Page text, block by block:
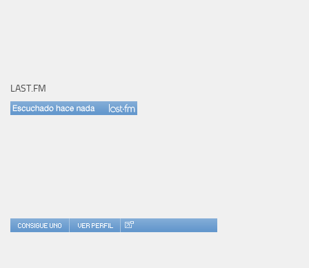
LAST.FM